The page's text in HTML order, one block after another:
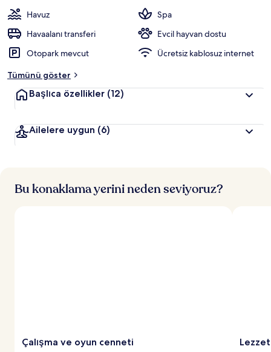
e
d
k
Havuz
Spa
Havaalanı transferi
Evcil hayvan dostu
Otopark mevcut
Ücretsiz kablosuz internet
Tümünü göster
Başlıca özellikler (12)
Ailelere uygun (6)
Bu konaklama yerini neden seviyoruz?
Çalışma ve oyun cenneti